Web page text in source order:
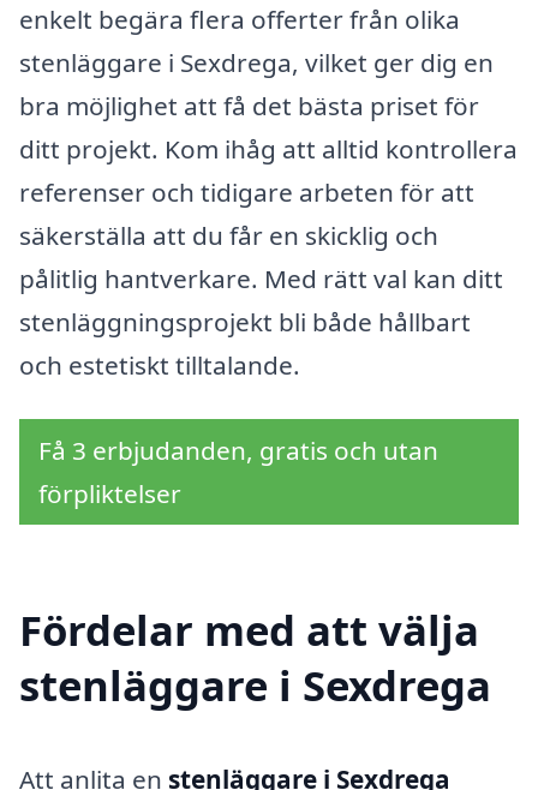
enkelt begära flera offerter från olika
stenläggare i Sexdrega, vilket ger dig en
bra möjlighet att få det bästa priset för
ditt projekt. Kom ihåg att alltid kontrollera
referenser och tidigare arbeten för att
säkerställa att du får en skicklig och
pålitlig hantverkare. Med rätt val kan ditt
stenläggningsprojekt bli både hållbart
och estetiskt tilltalande.
Få 3 erbjudanden, gratis och utan
förpliktelser
Fördelar med att välja
stenläggare i Sexdrega
Att anlita en stenläggare i Sexdrega